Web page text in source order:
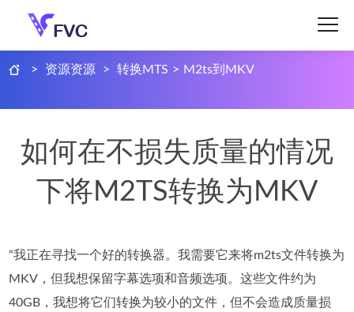
> 资源资源 > 转换MTS > M2ts到MKV
如何在不损失质量的情况
下将M2TS转换为MKV
“我正在寻找一个好的转换器。我需要它来将m2ts文件转换为
MKV，但我想保留字幕选项和音频选项。这些文件约为
40GB，我想将它们转换为较小的文件，但不会造成质量损